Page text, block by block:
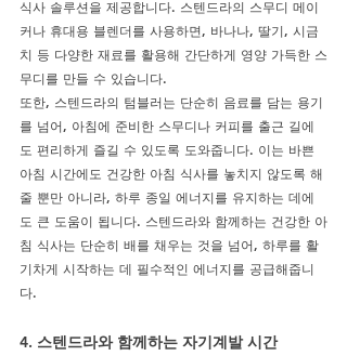
식사 솔루션을 제공합니다. 스텐드라의 스무디 메이
커나 휴대용 블렌더를 사용하면, 바나나, 딸기, 시금
치 등 다양한 재료를 활용해 간단하게 영양 가득한 스
무디를 만들 수 있습니다.
또한, 스텐드라의 텀블러는 단순히 음료를 담는 용기
를 넘어, 아침에 준비한 스무디나 커피를 출근 길에
도 편리하게 즐길 수 있도록 도와줍니다. 이는 바쁜
아침 시간에도 건강한 아침 식사를 놓치지 않도록 해
줄 뿐만 아니라, 하루 종일 에너지를 유지하는 데에
도 큰 도움이 됩니다. 스텐드라와 함께하는 건강한 아
침 식사는 단순히 배를 채우는 것을 넘어, 하루를 활
기차게 시작하는 데 필수적인 에너지를 공급해줍니
다.
4. 스텐드라와 함께하는 자기계발 시간